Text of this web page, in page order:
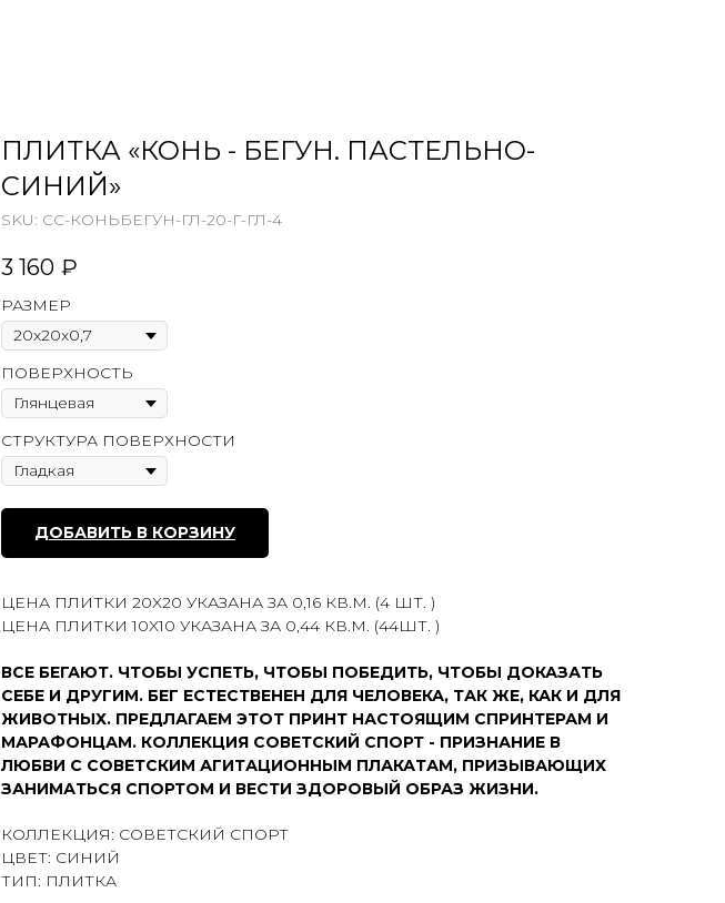
ПЛИТКА «КОНЬ - БЕГУН. ПАСТЕЛЬНО-
СИНИЙ»
SKU: СС-КОНЬБЕГУН-ГЛ-20-Г-ГЛ-4
3 160 ₽
РАЗМЕР
ПОВЕРХНОСТЬ
СТРУКТУРА ПОВЕРХНОСТИ
ДОБАВИТЬ В КОРЗИНУ
ЦЕНА ПЛИТКИ 20X20 УКАЗАНА ЗА 0,16 КВ.М. (4 ШТ. )
ЦЕНА ПЛИТКИ 10X10 УКАЗАНА ЗА 0,44 КВ.М. (44ШТ. )
ВСЕ БЕГАЮТ. ЧТОБЫ УСПЕТЬ, ЧТОБЫ ПОБЕДИТЬ, ЧТОБЫ ДОКАЗАТЬ
СЕБЕ И ДРУГИМ. БЕГ ЕСТЕСТВЕНЕН ДЛЯ ЧЕЛОВЕКА, ТАК ЖЕ, КАК И ДЛЯ
ЖИВОТНЫХ. ПРЕДЛАГАЕМ ЭТОТ ПРИНТ НАСТОЯЩИМ СПРИНТЕРАМ И
МАРАФОНЦАМ. КОЛЛЕКЦИЯ СОВЕТСКИЙ СПОРТ - ПРИЗНАНИЕ В
ЛЮБВИ С СОВЕТСКИМ АГИТАЦИОННЫМ ПЛАКАТАМ, ПРИЗЫВАЮЩИХ
ЗАНИМАТЬСЯ СПОРТОМ И ВЕСТИ ЗДОРОВЫЙ ОБРАЗ ЖИЗНИ.
КОЛЛЕКЦИЯ: СОВЕТСКИЙ СПОРТ
ЦВЕТ: СИНИЙ
ТИП: ПЛИТКА